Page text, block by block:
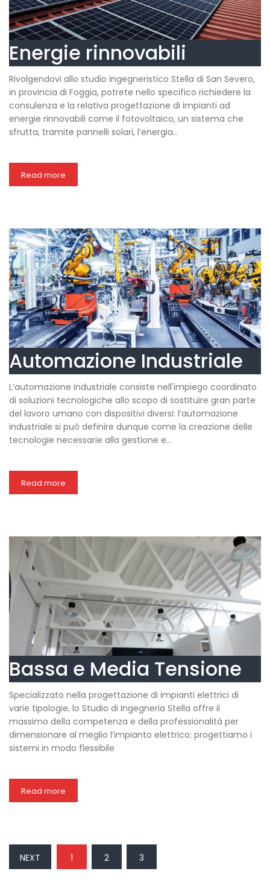
Energie rinnovabili
Rivolgendovi allo studio ingegneristico Stella di San Severo,
in provincia di Foggia, potrete nello specifico richiedere la
consulenza e la relativa progettazione di impianti ad
energie rinnovabili come il fotovoltaico, un sistema che
sfrutta, tramite pannelli solari, l’energia…
Read more
Automazione Industriale
L’automazione industriale consiste nell'impiego coordinato
di soluzioni tecnologiche allo scopo di sostituire gran parte
del lavoro umano con dispositivi diversi: l’automazione
industriale si può definire dunque come la creazione delle
tecnologie necessarie alla gestione e...
Read more
Bassa e Media Tensione
Specializzato nella progettazione di impianti elettrici di
varie tipologie, lo Studio di Ingegneria Stella offre il
massimo della competenza e della professionalità per
dimensionare al meglio l’impianto elettrico: progettiamo i
sistemi in modo flessibile
Read more
1 2 3
NEXT